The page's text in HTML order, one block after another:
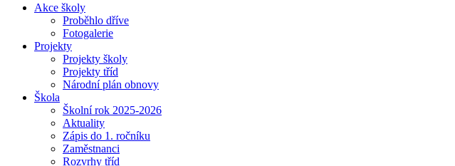
Akce školy
Proběhlo dříve
Fotogalerie
Projekty
Projekty školy
Projekty tříd
Národní plán obnovy
Škola
Školní rok 2025-2026
Aktuality
Zápis do 1. ročníku
Zaměstnanci
Rozvrhy tříd